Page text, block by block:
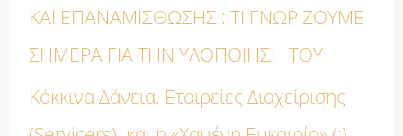
γ
ι
α
:
ΚΑΙ ΕΠΑΝΑΜΙΣΘΩΣΗΣ : ΤΙ ΓΝΩΡΙΖΟΥΜΕ
ΣΗΜΕΡΑ ΓΙΑ ΤΗΝ ΥΛΟΠΟΙΗΣΗ ΤΟΥ
Κόκκινα Δάνεια, Εταιρείες Διαχείρισης